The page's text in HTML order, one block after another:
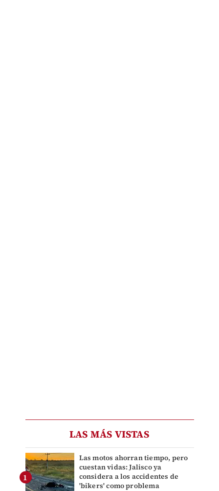
LAS MÁS VISTAS
Las motos ahorran tiempo, pero
cuestan vidas: Jalisco ya
considera a los accidentes de
'bikers' como problema